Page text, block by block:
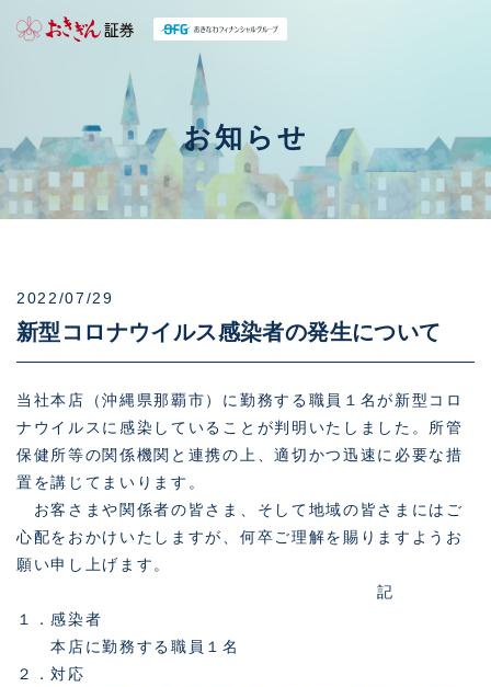
お知らせ
2022/07/29
新型コロナウイルス感染者の発生について
当社本店（沖縄県那覇市）に勤務する職員１名が新型コロ
ナウイルスに感染していることが判明いたしました。所管
保健所等の関係機関と連携の上、適切かつ迅速に必要な措
置を講じてまいります。
お客さまや関係者の皆さま、そして地域の皆さまにはご
心配をおかけいたしますが、何卒ご理解を賜りますようお
願い申し上げます。
記
１．感染者
本店に勤務する職員１名
２．対応